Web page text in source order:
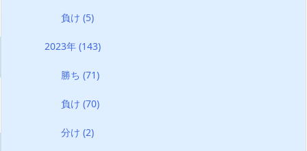
負け(5)
2023年 (143)
勝ち(71)
負け(70)
分け(2)